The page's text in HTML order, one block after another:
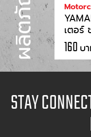
เตอร์
160 บ
STAY